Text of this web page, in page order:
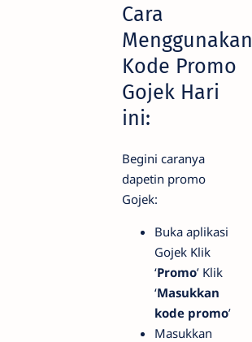
Cara
Menggunakan
Kode Promo
Gojek Hari
ini:
Begini caranya
dapetin promo
Gojek:
Buka aplikasi
Gojek Klik
‘Promo’ Klik
‘Masukkan
kode promo’
Masukkan